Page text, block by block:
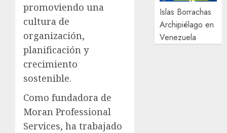
promoviendo una
cultura de
organización,
planificación y
crecimiento
sostenible.
Como fundadora de
Moran Professional
Services, ha trabajado
Islas Borrachas
Archipiélago en
Venezuela